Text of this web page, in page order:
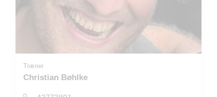
Træner
Christian Bøhlke